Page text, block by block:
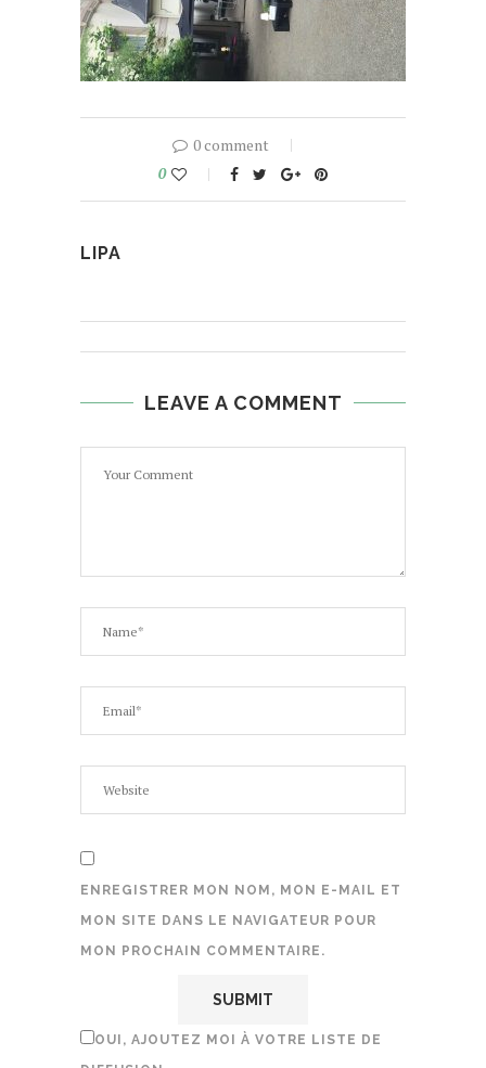
0 comment
0
LIPA
LEAVE A COMMENT
ENREGISTRER MON NOM, MON E-MAIL ET
MON SITE DANS LE NAVIGATEUR POUR
MON PROCHAIN COMMENTAIRE.
OUI, AJOUTEZ MOI À VOTRE LISTE DE